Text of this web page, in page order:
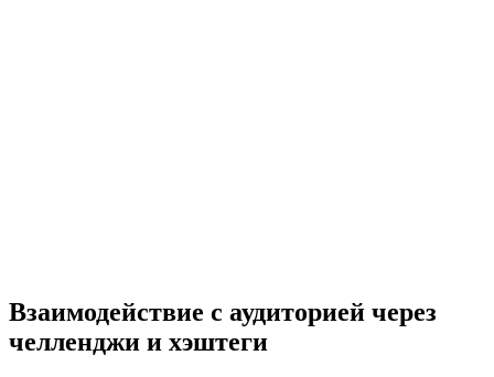
Взаимодействие с аудиторией через
челленджи и хэштеги